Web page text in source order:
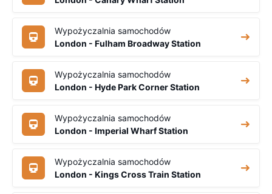
Wypożyczalnia samochodów
London - Fulham Broadway Station
Wypożyczalnia samochodów
London - Hyde Park Corner Station
Wypożyczalnia samochodów
London - Imperial Wharf Station
Wypożyczalnia samochodów
London - Kings Cross Train Station